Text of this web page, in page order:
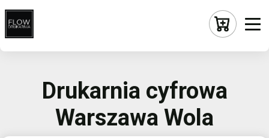
Drukarnia cyfrowa
Warszawa Wola